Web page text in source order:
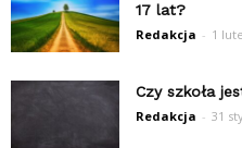
17 lat?
Redakcja - 1
Czy szkoła
Redakcja - 31